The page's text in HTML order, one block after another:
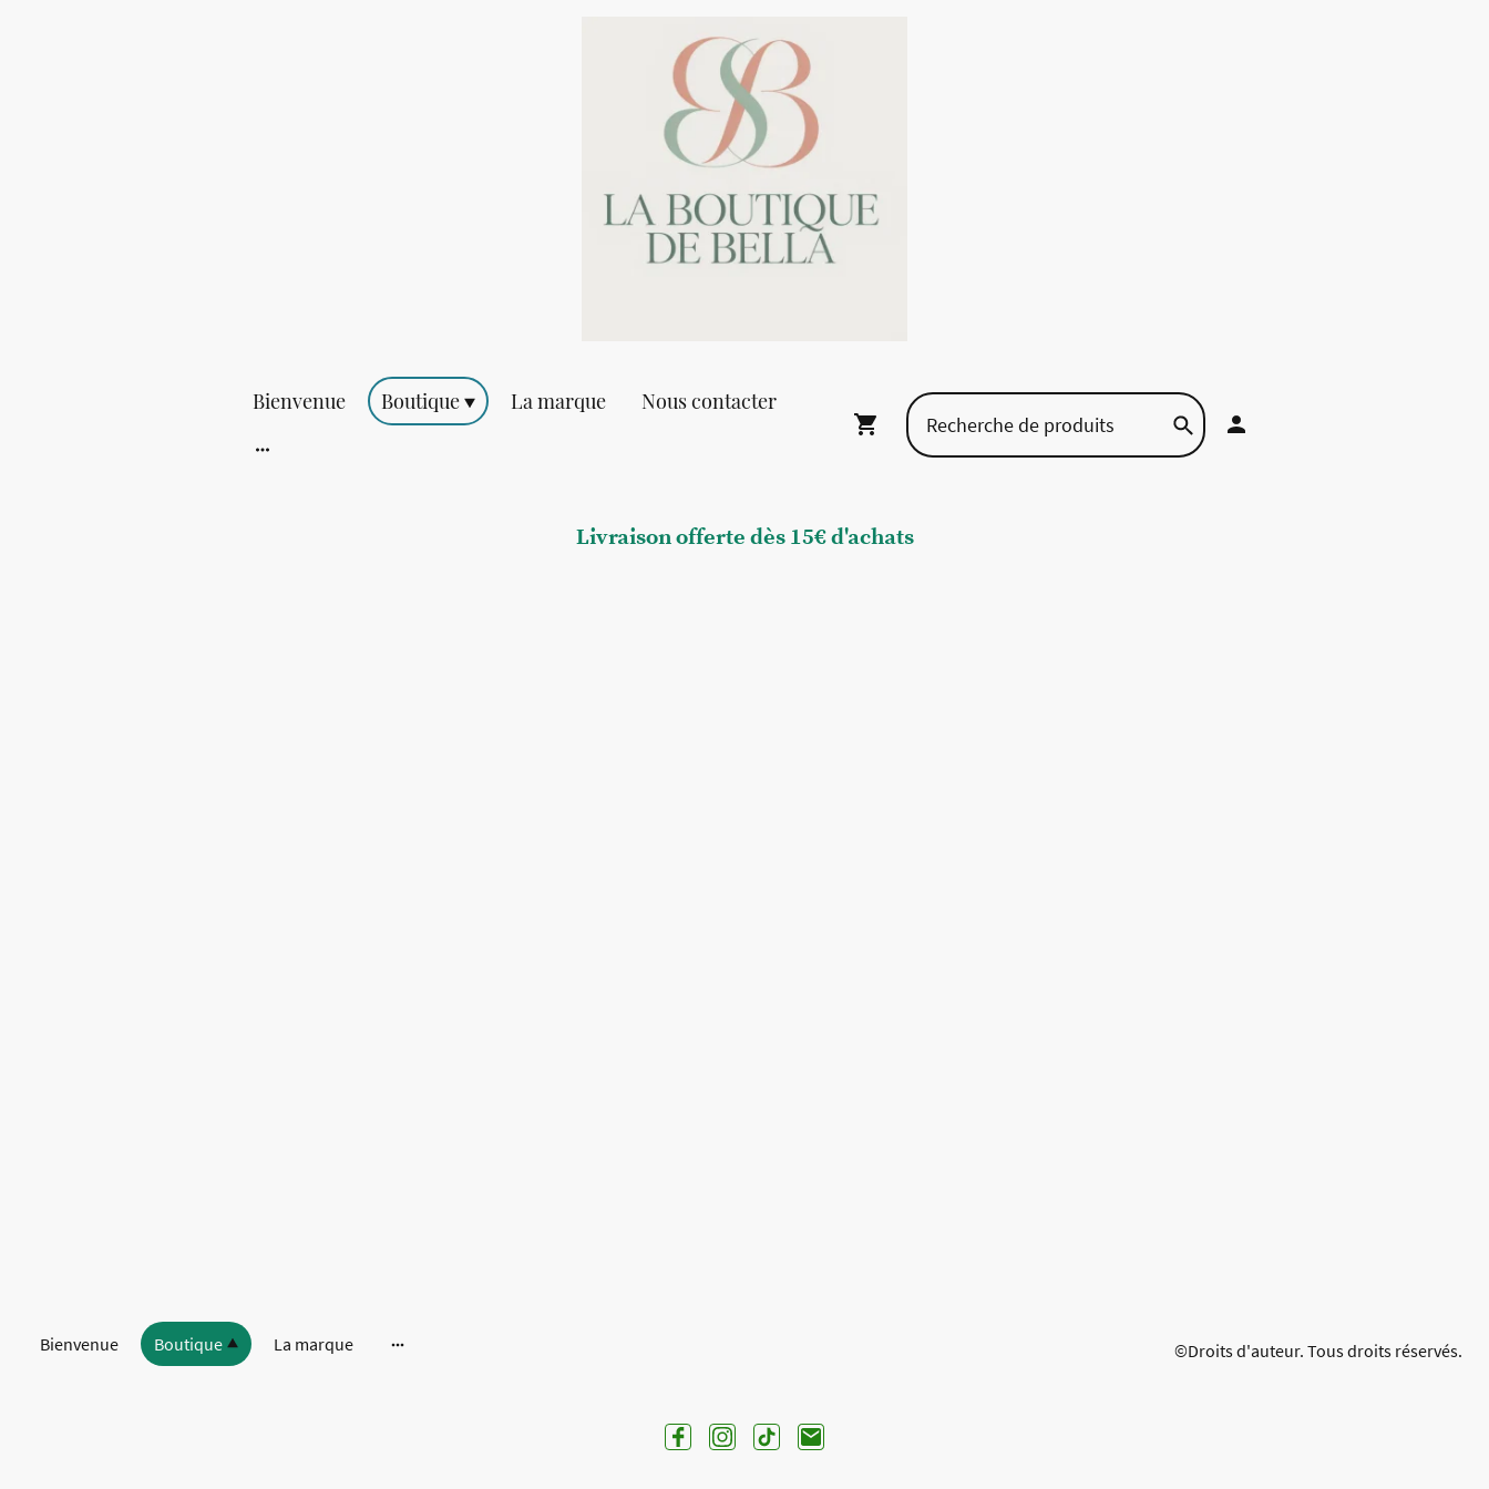
Bienvenue Boutique La marque Nous contacter
Livraison offerte dès 15€ d'achats
Bienvenue Boutique La marque ©Droits d'auteur. Tous droits réservés.